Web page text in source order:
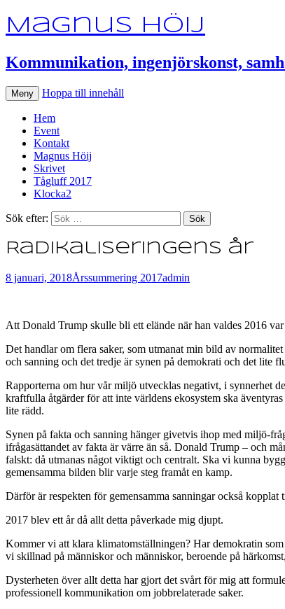
Magnus Höij
Kommunikation, ingenjörskonst,
Meny Hoppa till innehåll
Hem
Event
Kontakt
Magnus Höij
Skrivet
Tågluff 2017
Klocka2
Sök efter:
Radikaliseringens år
8 januari, 2018Årssummering 2017admin
Att Donald Trump skulle bli ett elände när han valdes 2016
Det handlar om flera saker, som utmanat min bild av
och sanning och det tredje är synen på demokrati och det lite
Rapporterna om hur vår miljö utvecklas negativt, i synnerhet
kraftfulla åtgärder för att inte världens ekosystem ska
lite rädd.
Synen på fakta och sanning hänger givetvis ihop med miljö-
ifrågasättandet av fakta är värre än så. Donald Trump – och
falskt: då utmanas något viktigt och centralt. Ska vi kunna
gemensamma bilden blir varje steg framåt en kamp.
Därför är respekten för gemensamma sanningar också
2017 blev ett år då allt detta påverkade mig djupt.
Kommer vi att klara klimatomställningen? Har demokratin
vi skillnad på människor och människor, beroende på
Dysterheten över allt detta har gjort det svårt för mig att
professionell kommunikation om jobbrelaterade saker.